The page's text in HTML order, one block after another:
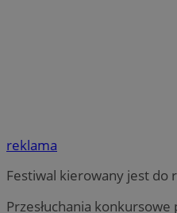
reklama
Festiwal kierowany jest do
Przesłuchania